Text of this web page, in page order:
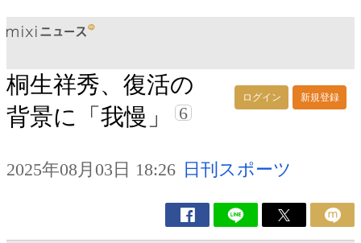
ログイン 新規登録
桐生祥秀、復活の
背景に「我慢」
6
2025年08月03日 18:26 日刊スポーツ